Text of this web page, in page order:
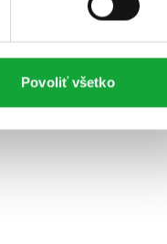
Povoliť všetko